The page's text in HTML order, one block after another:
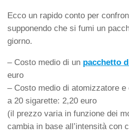
Ecco un rapido conto per
supponendo che si fumi un
giorno.
– Costo medio di un pacchetto
euro
– Costo medio di atomizzatore
a 20 sigarette: 2,20 euro
(il prezzo varia in funzione dei
cambia in base all’intensità con